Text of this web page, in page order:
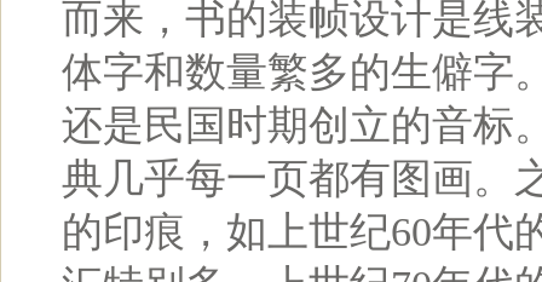
而来，书的装帧设计是线
体字和数量繁多的生僻字
还是民国时期创立的音标
典几乎每一页都有图画。
的印痕，如上世纪60年代